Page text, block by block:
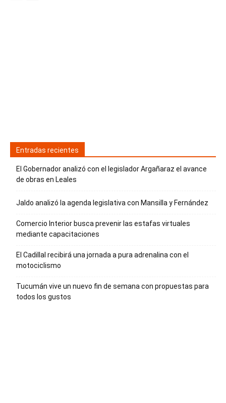
Entradas recientes
El Gobernador analizó con el legislador Argañaraz el avance
de obras en Leales
Jaldo analizó la agenda legislativa con Mansilla y Fernández
Comercio Interior busca prevenir las estafas virtuales
mediante capacitaciones
El Cadillal recibirá una jornada a pura adrenalina con el
motociclismo
Tucumán vive un nuevo fin de semana con propuestas para
todos los gustos